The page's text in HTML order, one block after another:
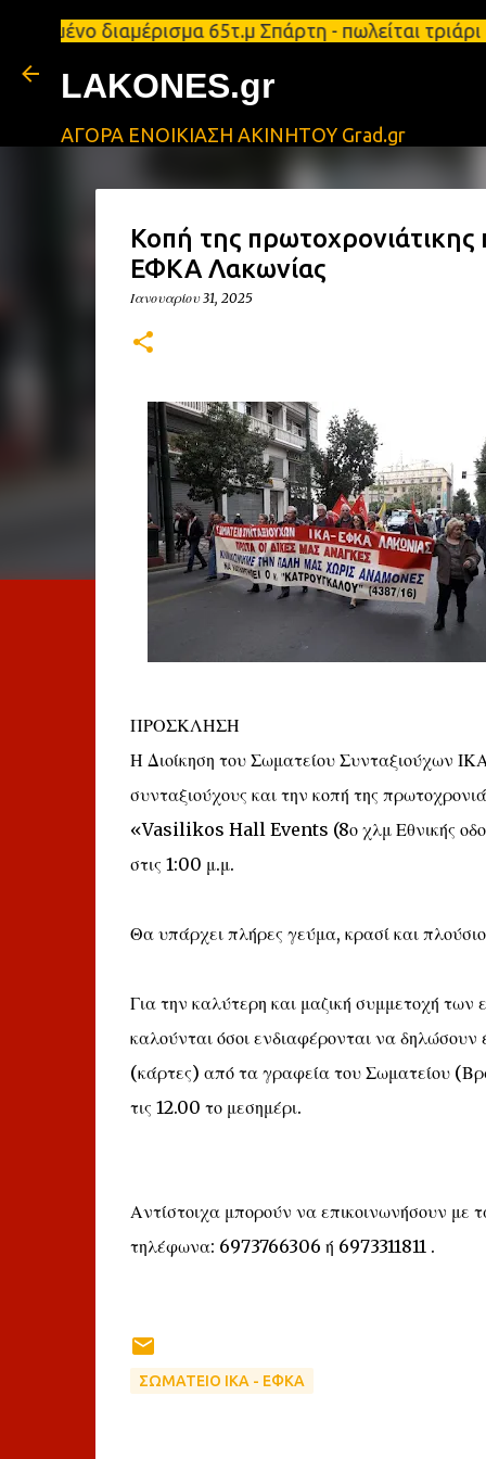
διαμέρισμα 65τ.μ Σπάρτη -
LAKONES.gr
ΑΓΟΡΑ ΕΝΟΙΚΙΑΣΗ ΑΚΙΝΗΤΟΥ Grad.gr
Κοπή της
ΕΦΚΑ Λακωνίας
Ιανουαρίου 31, 2025
ΠΡΟΣΚΛΗΣΗ
Η Διοίκηση του Σωματείου Συνταξιούχων
συνταξιούχους και την κοπή της
«Vasilikos Hall Events (8ο χλμ Εθνικής
στις 1:00 μ.μ.
Θα υπάρχει πλήρες γεύμα, κρασί και
Για την καλύτερη και μαζική συμμετοχή
καλούνται όσοι ενδιαφέρονται να
(κάρτες) από τα γραφεία του Σωματείου
τις 12.00 το μεσημέρι.
Αντίστοιχα μπορούν να επικοινωνήσουν με
τηλέφωνα: 6973766306 ή 6973311811 .
ΣΩΜΑΤΕΙΟ ΙΚΑ - ΕΦΚΑ